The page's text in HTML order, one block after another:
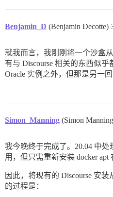
Benjamin_D (Benjamin Decotte)
就我而言，我刚刚将一个沙盒
有与 Discourse 相关的东西似
Oracle 实例之外，但那是另一
Simon_Manning (Simon
我今晚终于完成了。20.04 中
用，但只需重新安装 docker apt
因此，将现有的 Discourse 安装
的过程是：